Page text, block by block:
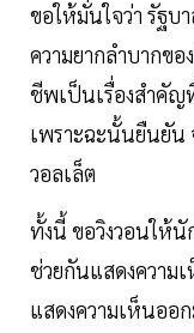
ขอให้มั่นใจว่า รัฐบ
ความยากลำบากข
ชีพเป็นเรื่องสำคัญ
เพราะฉะนั้นยืนยัน
วอลเล็ต
ทั้งนี้ ขอวิงวอนให้นั
ช่วยกันแสดงความ
แสดงความเห็นออ